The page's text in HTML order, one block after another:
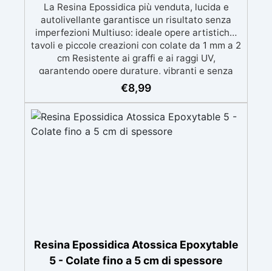
La Resina Epossidica più venduta, lucida e
autolivellante garantisce un risultato senza
imperfezioni Multiuso: ideale opere artistiche,
tavoli e piccole creazioni con colate da 1 mm a 2
cm Resistente ai graffi e ai raggi UV,
garantendo opere durature, vibranti e senza
ingiallimenti nel tempo Bassa viscosità e
formula anti-bolle per risultati impeccabili,
Certificata Atossica post catalisi per contatto
con la pelle, BPA free e VoC Free
€8,99
Resina Epossidica Atossica Epoxytable
5 - Colate fino a 5 cm di spessore